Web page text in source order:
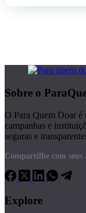
Sobre o
O Para Quem Doar é
campanhas e
seguras e
Compartilhe com seus
Explore